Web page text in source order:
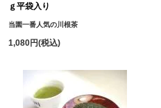
ｇ平袋入り
当園一番人気の川根茶
1,080円(税込)